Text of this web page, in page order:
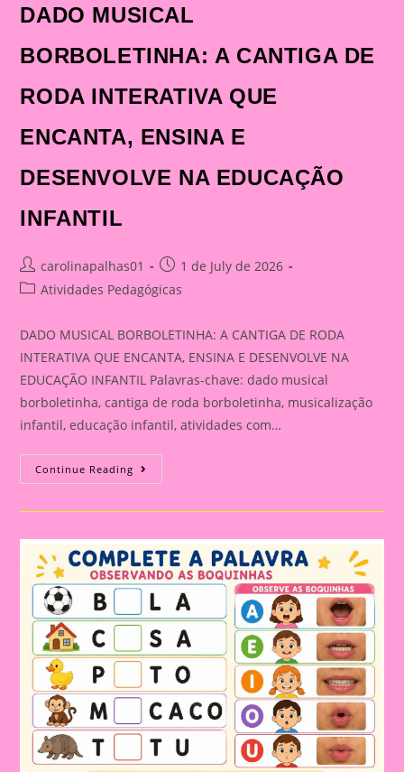
DADO MUSICAL
BORBOLETINHA: A CANTIGA DE
RODA INTERATIVA QUE
ENCANTA, ENSINA E
DESENVOLVE NA EDUCAÇÃO
INFANTIL
Post
author:
carolinapalhas01
Post
published:
1 de July de 2026
PostAtividades Pedagógicas
DADO MUSICAL BORBOLETINHA: A CANTIGA DE RODA
INTERATIVA QUE ENCANTA, ENSINA E DESENVOLVE NA
EDUCAÇÃO INFANTIL Palavras-chave: dado musical
borboletinha, cantiga de roda borboletinha, musicalização
infantil, educação infantil, atividades com…
Continue Reading DADO
MUSICAL
RODA
INTERATIVA
QUE
ENCANTA,
ENSINA
E
DESENVOLVE
NA
EDUCAÇÃO
INFANTIL